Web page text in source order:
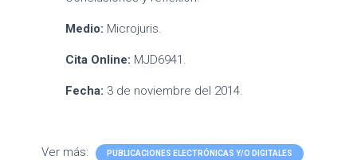
Medio: Microjuris.
Cita Online: MJD6941.
Fecha: 3 de noviembre del 2014.
Ver más: PUBLICACIONES ELECTRÓNICAS Y/O DIGITALES